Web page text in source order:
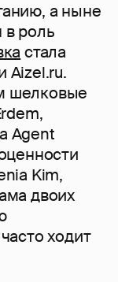
а ныне
роль
стала
Aizel.ru.
шелковые
Agent
Kim,
двоих
ходит